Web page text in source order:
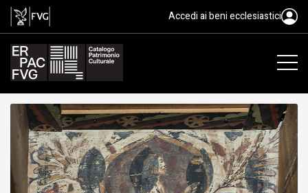
tavoletta da soffitto, ambito
Accedi ai beni ecclesiastici